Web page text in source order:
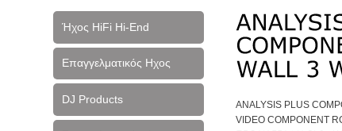
Ήχος HiFi Hi-End
Επαγγελματικός Ηχος
DJ Products
ANALYSIS PLUS
VIDEO COMPONENT